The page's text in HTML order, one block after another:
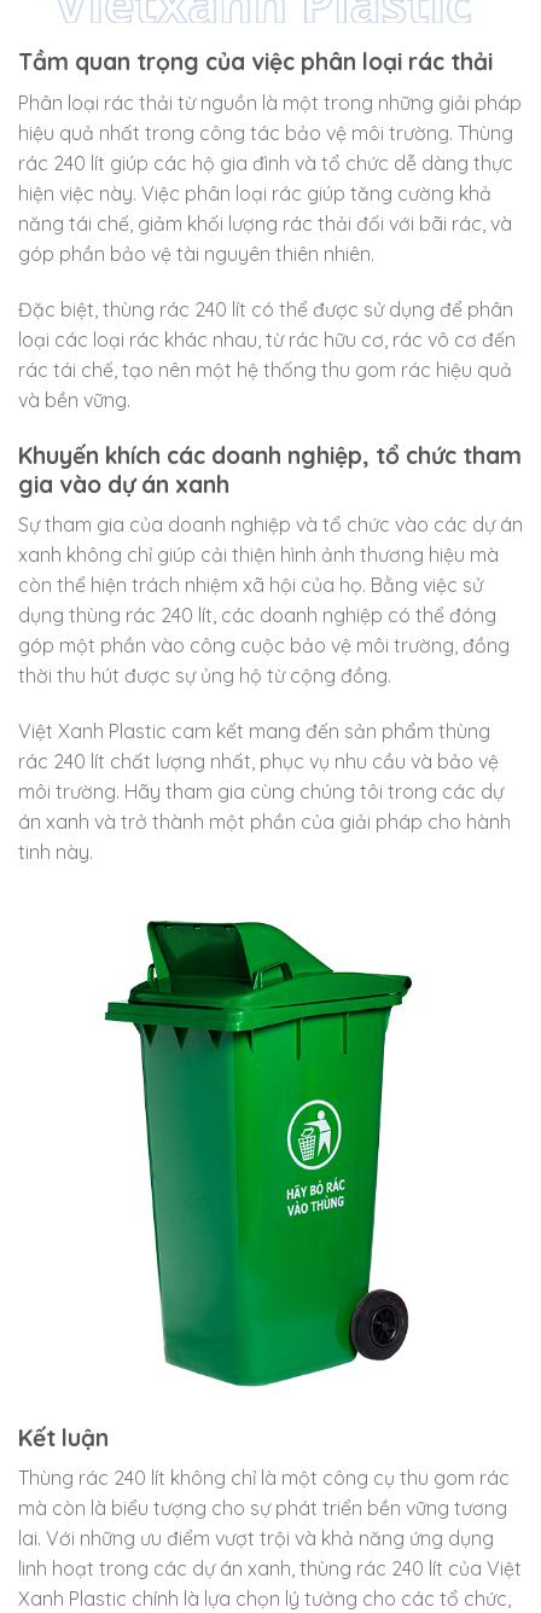
Tầm quan trọng của việc phân loại rác thải
Phân loại rác thải từ nguồn là một trong những giải pháp
hiệu quả nhất trong công tác bảo vệ môi trường. Thùng
rác 240 lít giúp các hộ gia đình và tổ chức dễ dàng thực
hiện việc này. Việc phân loại rác giúp tăng cường khả
năng tái chế, giảm khối lượng rác thải đối với bãi rác, và
góp phần bảo vệ tài nguyên thiên nhiên.
Đặc biệt, thùng rác 240 lít có thể được sử dụng để phân
loại các loại rác khác nhau, từ rác hữu cơ, rác vô cơ đến
rác tái chế, tạo nên một hệ thống thu gom rác hiệu quả
và bền vững.
Khuyến khích các doanh nghiệp, tổ chức tham
gia vào dự án xanh
Sự tham gia của doanh nghiệp và tổ chức vào các dự án
xanh không chỉ giúp cải thiện hình ảnh thương hiệu mà
còn thể hiện trách nhiệm xã hội của họ. Bằng việc sử
dụng thùng rác 240 lít, các doanh nghiệp có thể đóng
góp một phần vào công cuộc bảo vệ môi trường, đồng
thời thu hút được sự ủng hộ từ cộng đồng.
Việt Xanh Plastic cam kết mang đến sản phẩm thùng
rác 240 lít chất lượng nhất, phục vụ nhu cầu và bảo vệ
môi trường. Hãy tham gia cùng chúng tôi trong các dự
án xanh và trở thành một phần của giải pháp cho hành
tinh này.
Kết luận
Thùng rác 240 lít không chỉ là một công cụ thu gom rác
mà còn là biểu tượng cho sự phát triển bền vững tương
lai. Với những ưu điểm vượt trội và khả năng ứng dụng
linh hoạt trong các dự án xanh, thùng rác 240 lít của Việt
Xanh Plastic chính là lựa chọn lý tưởng cho các tổ chức,